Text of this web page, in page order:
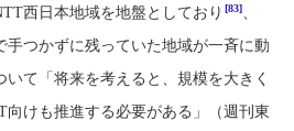
西日本地域を地盤としており [83]、
手つかずに残っていた地域が一斉に動
て「将来を考えると、規模を大きく
向けも推進する必要がある」（週刊東